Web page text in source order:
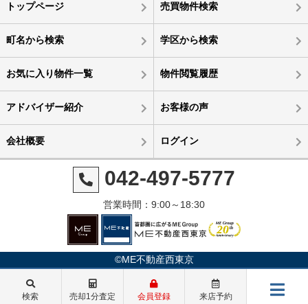
トップページ 売買物件検索
町名から検索 学区から検索
お気に入り物件一覧 物件閲覧履歴
アドバイザー紹介 お客様の声
会社概要 ログイン
042-497-5777
営業時間：9:00～18:30
©ME不動産西東京
検索 売却1分査定 会員登録 来店予約